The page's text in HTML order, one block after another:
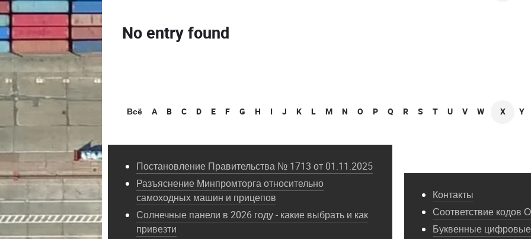
No entry found
Всё A B C D E F G H I J K L M N O P Q R S T U V W X Y
Постановление Правительства № 1713 от 01.11.2025
Разъяснение Минпромторга относительно
самоходных машин и прицепов
Солнечные панели в 2026 году - какие выбрать и как
привезти
Контакты
Соответствие
Буквенные